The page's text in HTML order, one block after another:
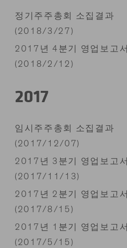
정기주주총회 소집결과
(2018/3/27)
2017년 4분기 영업보고서
(2018/2/12)
2017
임시주주총회 소집결과
(2017/12/07)
2017년 3분기 영업보고서
(2017/11/13)
2017년 2분기 영업보고서
(2017/8/15)
2017년 1분기 영업보고서
(2017/5/15)